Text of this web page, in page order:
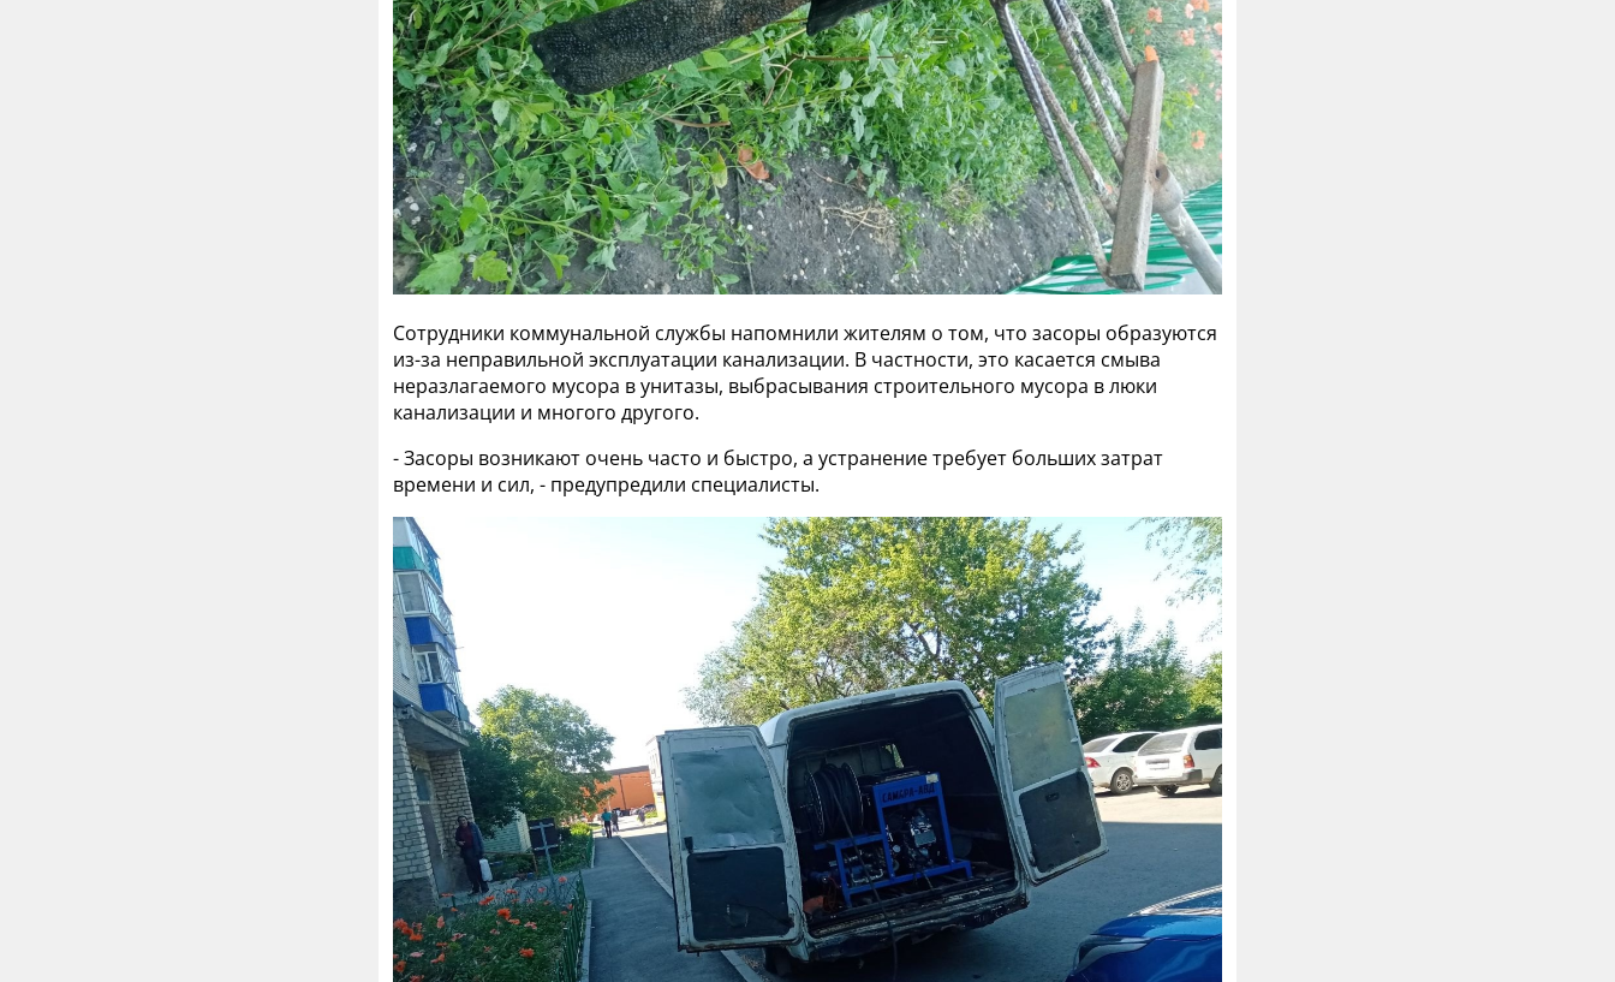
Сотрудники коммунальной службы напомнили жителям о том, что засоры образуются
из-за неправильной эксплуатации канализации. В частности, это касается смыва
неразлагаемого мусора в унитазы, выбрасывания строительного мусора в люки
канализации и многого другого.
- Засоры возникают очень часто и быстро, а устранение требует больших затрат
времени и сил, - предупредили специалисты.